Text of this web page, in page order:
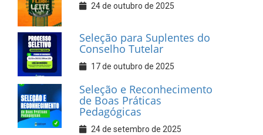
24 de outubro de 2025
Seleção para Suplentes do
Conselho Tutelar
17 de outubro de 2025
Seleção e Reconhecimento
de Boas Práticas
Pedagógicas
24 de setembro de 2025